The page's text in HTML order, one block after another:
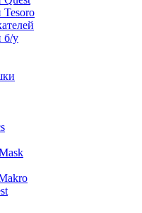
Tesoro
б/у